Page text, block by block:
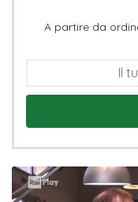
A partire da